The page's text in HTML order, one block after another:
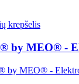
krepšelis
by MEO® -